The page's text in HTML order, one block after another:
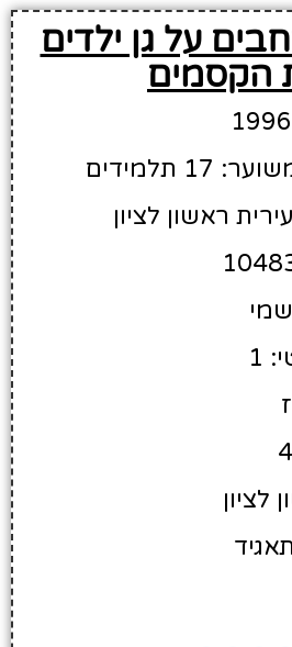
על גן ילדים
הקסמים
תלמידים
ראשון לציון
1